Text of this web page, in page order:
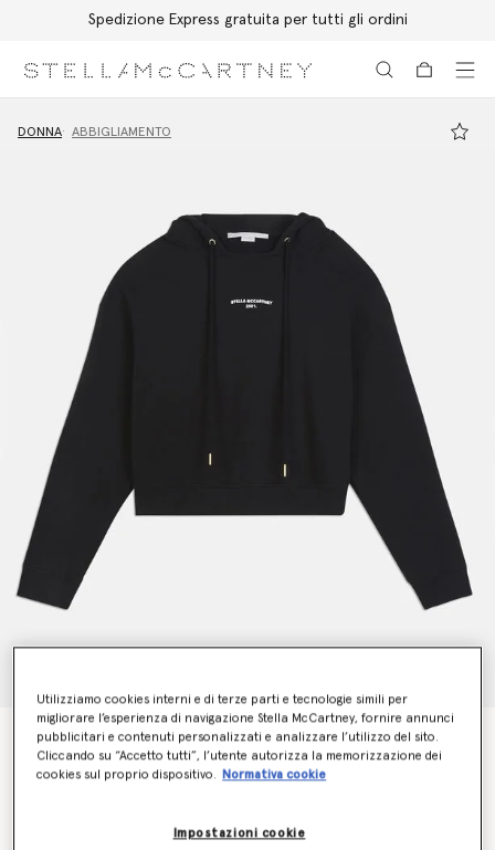
Spedizione Express gratuita per tutti gli ordini
DONNA ABBIGLIAMENTO
Maglia con Cappuccio Stella McCartney 2001
€495.00
Utilizziamo cookies interni e di terze parti e tecnologie simili per
migliorare l’esperienza di navigazione Stella McCartney, fornire annunci
pubblicitari e contenuti personalizzati e analizzare l’utilizzo del sito.
Cliccando su “Accetto tutti”, l’utente autorizza la memorizzazione dei
cookies sul proprio dispositivo.
Normativa cookie
Impostazioni cookie